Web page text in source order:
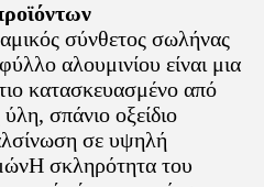
σύνθετος σωλήνας
αλουμινίου είναι μια
κατασκευασμένο από
σπάνιο οξείδιο
σε υψηλή
σκληρότητα του